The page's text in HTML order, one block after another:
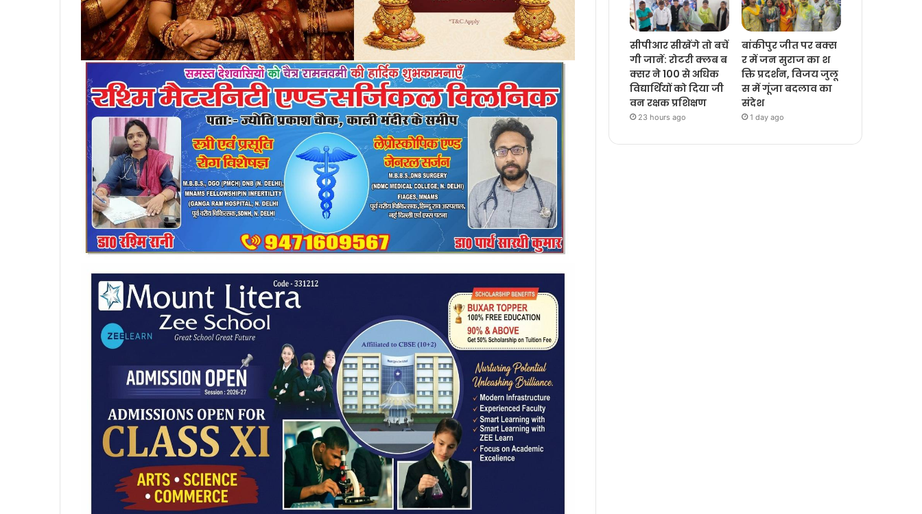
सीपीआर सीखेंगे तो बचें
गी जानें: रोटरी क्लब ब
क्सर ने 100 से अधिक
विद्यार्थियों को दिया जी
वन रक्षक प्रशिक्षण
23 hours ago
बांकीपुर जीत पर बक्स
र में जन सुराज का श
क्ति प्रदर्शन, विजय जुलू
स में गूंजा बदलाव का
संदेश
1 day ago